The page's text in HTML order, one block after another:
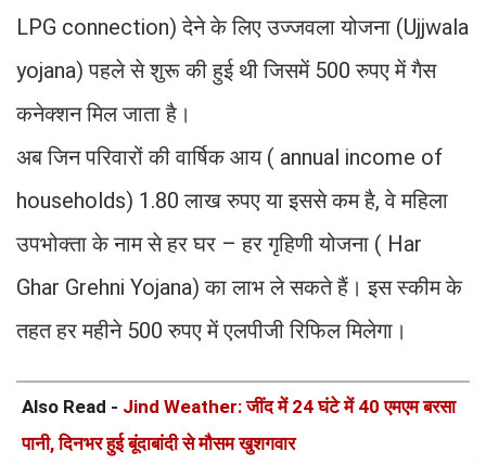
LPG connection) देने के लिए उज्जवला योजना (Ujjwala
yojana) पहले से शुरू की हुई थी जिसमें 500 रुपए में गैस
कनेक्शन मिल जाता है।
अब जिन परिवारों की वार्षिक आय ( annual income of
households) 1.80 लाख रुपए या इससे कम है, वे महिला
उपभोक्ता के नाम से हर घर – हर गृहिणी योजना ( Har
Ghar Grehni Yojana) का लाभ ले सकते हैं। इस स्कीम के
तहत हर महीने 500 रुपए में एलपीजी रिफिल मिलेगा।
Also Read - Jind Weather: जींद में 24 घंटे में 40 एमएम बरसा
पानी, दिनभर हुई बूंदाबांदी से मौसम खुशगवार